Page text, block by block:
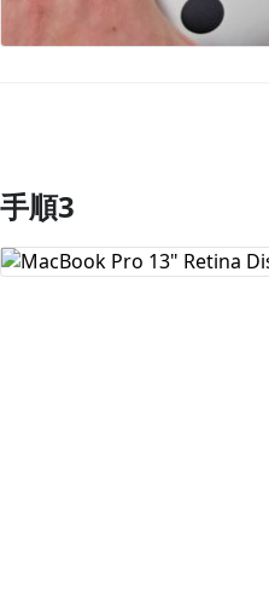
コメントを追加
手順3